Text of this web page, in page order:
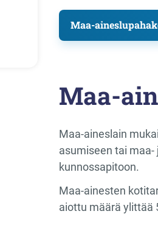
Maa-
Maa-
Maa-aineslain
asumiseen tai
kunnossapitoon.
Maa-ainesten
aiottu määrä ylittää